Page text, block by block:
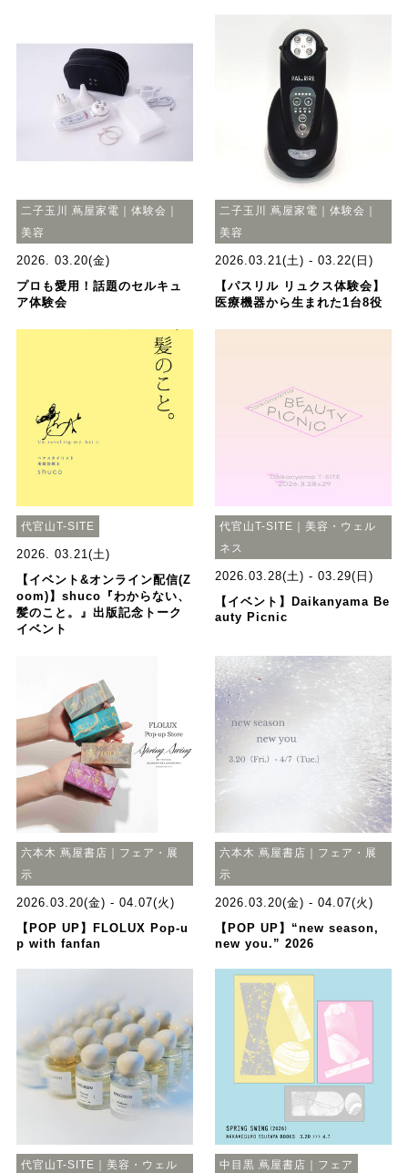
二子玉川 蔦屋家電｜体験会｜
美容
2026. 03.20(金)
プロも愛用！話題のセルキュ
ア体験会
二子玉川 蔦屋家電｜体験会｜
美容
2026.03.21(土) - 03.22(日)
【パスリル リュクス体験会】
医療機器から生まれた1台8役
代官山T-SITE
2026. 03.21(土)
【イベント&オンライン配信(Z
oom)】shuco『わからない、
髪のこと。』出版記念トーク
イベント
代官山T-SITE｜美容・ウェル
ネス
2026.03.28(土) - 03.29(日)
【イベント】Daikanyama Be
auty Picnic
六本木 蔦屋書店｜フェア・展
示
2026.03.20(金) - 04.07(火)
【POP UP】FLOLUX Pop-u
p with fanfan
六本木 蔦屋書店｜フェア・展
示
2026.03.20(金) - 04.07(火)
【POP UP】“new season,
new you.” 2026
代官山T-SITE｜美容・ウェル
中目黒 蔦屋書店｜フェア